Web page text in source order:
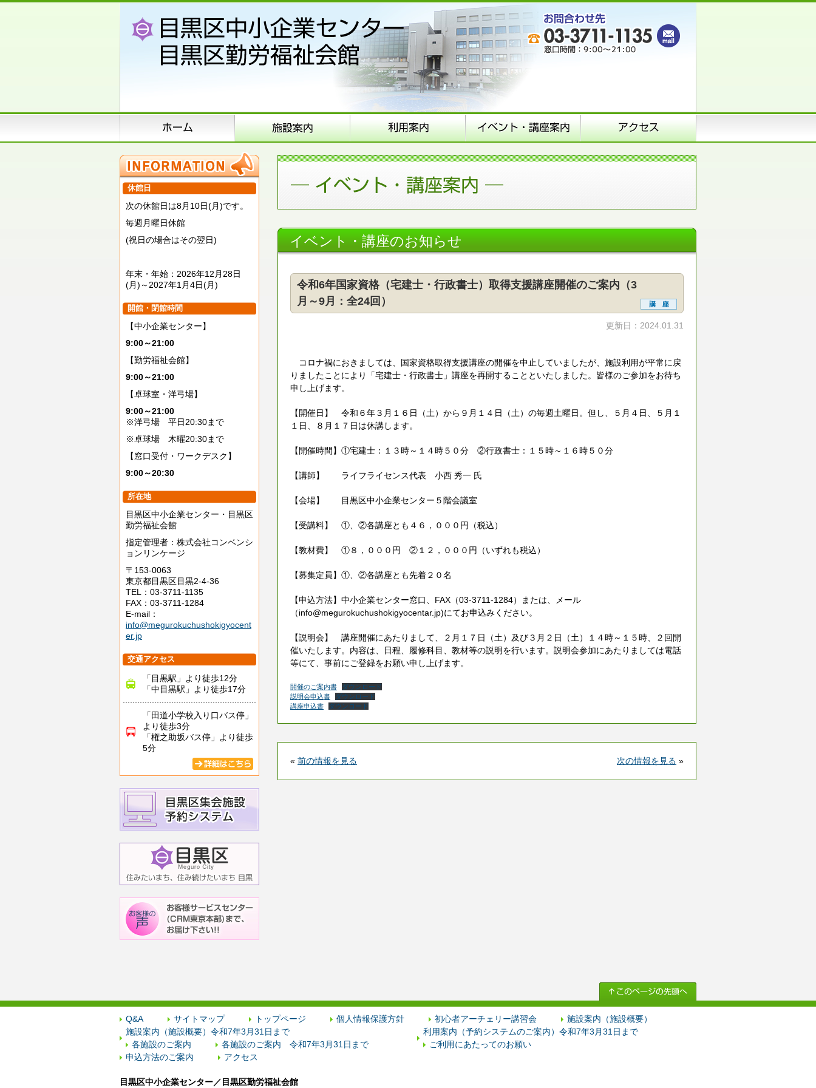
休館日
次の休館日は8月10日(月)です。
毎週月曜日休館
(祝日の場合はその翌日)
年末・年始：2026年12月28日
(月)～2027年1月4日(月)
開館・閉館時間
【中小企業センター】
9:00～21:00
【勤労福祉会館】
9:00～21:00
【卓球室・洋弓場】
9:00～21:00
※洋弓場 平日20:30まで
※卓球場 木曜20:30まで
【窓口受付・ワークデスク】
9:00～20:30
所在地
目黒区中小企業センター・目黒区
勤労福祉会館
指定管理者：株式会社コンベンシ
ョンリンケージ
〒153-0063
東京都目黒区目黒2-4-36
TEL：03-3711-1135
FAX：03-3711-1284
E-mail：
info@megurokuchushokigyocent
er.jp
交通アクセス
「目黒駅」より徒歩12分
「中目黒駅」より徒歩17分
「田道小学校入り口バス停」
より徒歩3分
「権之助坂バス停」より徒歩
5分
イベント・講座のお知らせ
令和6年国家資格（宅建士・行政書士）取得支援講座開催のご案内（3
月～9月：全24回）
更新日：2024.01.31
コロナ禍におきましては、国家資格取得支援講座の開催を中止していましたが、施設利用が平常に戻
りましたことにより「宅建士・行政書士」講座を再開することといたしました。皆様のご参加をお待ち
申し上げます。
【開催日】 令和６年３月１６日（土）から９月１４日（土）の毎週土曜日。但し、５月４日、５月１
１日、８月１７日は休講します。
【開催時間】①宅建士：１３時～１４時５０分 ②行政書士：１５時～１６時５０分
【講師】 ライフライセンス代表 小西 秀一 氏
【会場】 目黒区中小企業センター５階会議室
【受講料】 ①、②各講座とも４６，０００円（税込）
【教材費】 ①８，０００円 ②１２，０００円（いずれも税込）
【募集定員】①、②各講座とも先着２０名
【申込方法】中小企業センター窓口、FAX（03-3711-1284）または、メール
（info@megurokuchushokigyocentar.jp)にてお申込みください。
【説明会】 講座開催にあたりまして、２月１７日（土）及び３月２日（土）１４時～１５時、２回開
催いたします。内容は、日程、履修科目、教材等の説明を行います。説明会参加にあたりましては電話
等にて、事前にご登録をお願い申し上げます。
開催のご案内書
ダウンロード
説明会申込書
ダウンロード
講座申込書
ダウンロード
« 前の情報を見る 次の情報を見る »
Q&A サイトマップ トップページ 個人情報保護方針 初心者アーチェリー講習会
施設案内（施設概要）
施設案内（施設概要）令和7年3月31日まで
各施設のご案内
各施設のご案内 令和7年3月31日まで
利用案内（予約システムのご案内）令和7年3月31日まで
ご利用にあたってのお願い
申込方法のご案内
アクセス
目黒区中小企業センター／目黒区勤労福祉会館